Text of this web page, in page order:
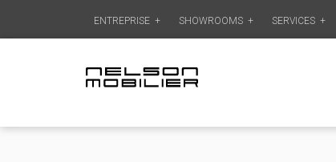
ENTREPRISE + SHOWROOMS + SERVICES +